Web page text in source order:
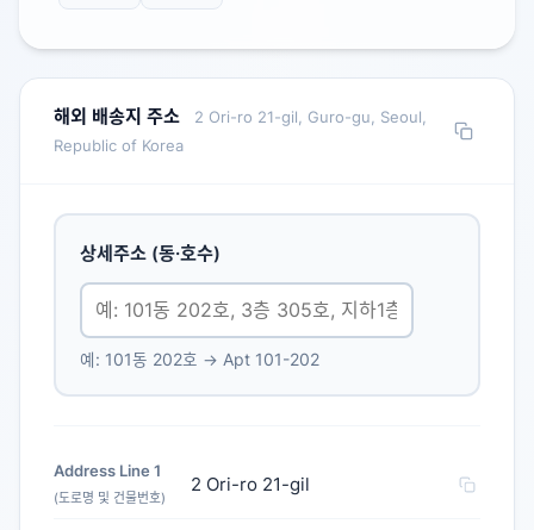
해외 배송지 주소
2 Ori-ro 21-gil, Guro-gu, Seoul,
Republic of Korea
상세주소 (동·호수)
예: 101동 202호 → Apt 101-202
Address Line 1
(도로명 및 건물번호)
2 Ori-ro 21-gil